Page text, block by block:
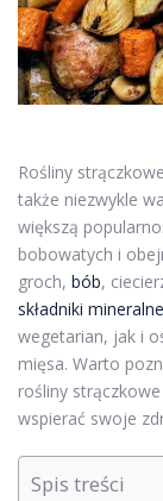
Rośliny
także niezwykle
większą
bobowatych i
groch, bób,
składniki mineralne
wegetarian, jak i
mięsa. Warto
rośliny
wspierać swoje
Spis treści